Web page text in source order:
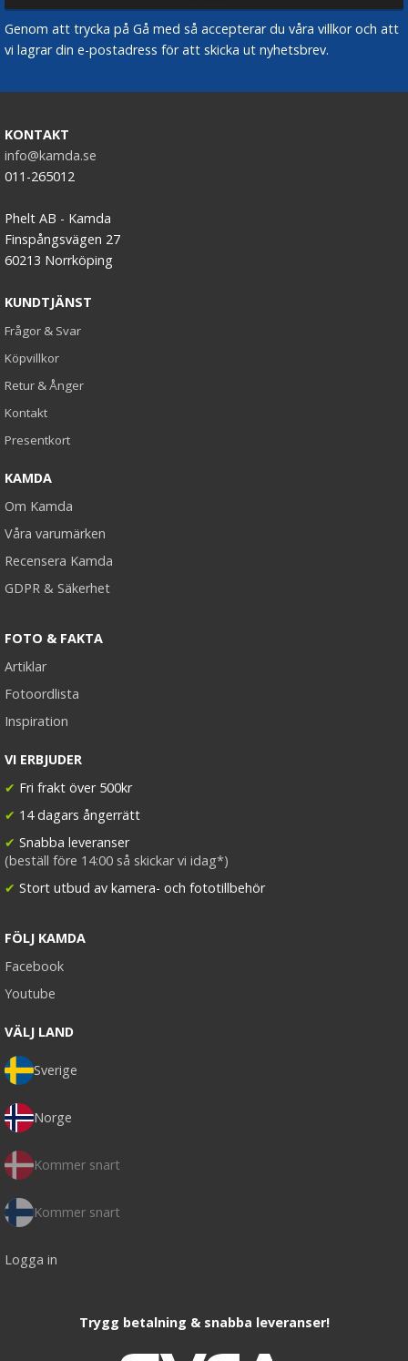
Genom att trycka på Gå med så accepterar du våra villkor och att
vi lagrar din e-postadress för att skicka ut nyhetsbrev.
KONTAKT
info@kamda.se
011-265012
Phelt AB - Kamda
Finspångsvägen 27
60213 Norrköping
KUNDTJÄNST
Frågor & Svar
Köpvillkor
Retur & Ånger
Kontakt
Presentkort
KAMDA
Om Kamda
Våra varumärken
Recensera Kamda
GDPR & Säkerhet
FOTO & FAKTA
Artiklar
Fotoordlista
Inspiration
VI ERBJUDER
✔ Fri frakt över 500kr
✔ 14 dagars ångerrätt
✔ Snabba leveranser
(beställ före 14:00 så skickar vi idag*)
✔ Stort utbud av kamera- och fototillbehör
FÖLJ KAMDA
Facebook
Youtube
VÄLJ LAND
Sverige
Norge
Kommer snart
Kommer snart
Logga in
Trygg betalning & snabba leveranser!